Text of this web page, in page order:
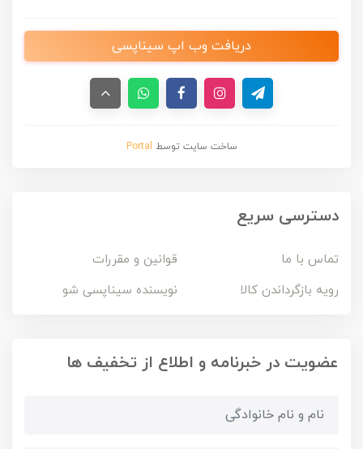
دریافت وب اپ سیناپسی
ساخت سایت توسط Portal
دسترسی سریع
تماس با ما
قوانین و مقررات
رویه بازگرداندن کالا
نویسنده سیناپسی شو
عضویت در خبرنامه و اطلاع از تخفیف ها